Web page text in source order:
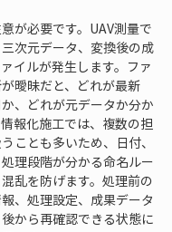
が必要です。UAV測量で
次元データ、変換後の成
イルが発生します。ファ
曖昧だと、どれが最新
、どれが元データか分か
報化施工では、複数の担
ことも多いため、日付、
理段階が分かる命名ルー
乱を防げます。処理前の
、処理設定、成果データ
から再確認できる状態に